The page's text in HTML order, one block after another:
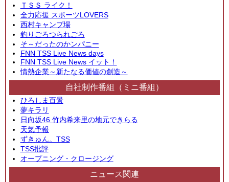
ＴＳＳ ライク！
全力応援 スポーツLOVERS
西村キャンプ場
釣りごろつられごろ
そ～だったのかンパニー
FNN TSS Live News days
FNN TSS Live News イット！
情熱企業～新たなる価値の創造～
自社制作番組（ミニ番組）
ひろしま百景
夢キラリ
日向坂46 竹内希来里の地元できらる
天気予報
ずきゅん。TSS
TSS批評
オープニング・クロージング
ニュース関連